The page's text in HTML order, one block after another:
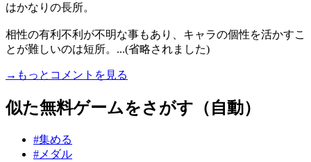
はかなりの長所。
相性の有利不利が不明な事もあり、キャラの個性を活かすこ
とが難しいのは短所。...(省略されました)
→もっとコメントを見る
似た無料ゲームをさがす（自動）
#集める
#メダル